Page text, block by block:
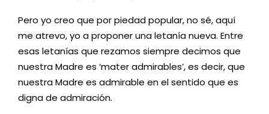
Pero yo creo que por piedad popular, no sé, aquí
me atrevo, yo a proponer una letanía nueva. Entre
esas letanías que rezamos siempre decimos que
nuestra Madre es ‘mater admirables’, es decir, que
nuestra Madre es admirable en el sentido que es
digna de admiración.